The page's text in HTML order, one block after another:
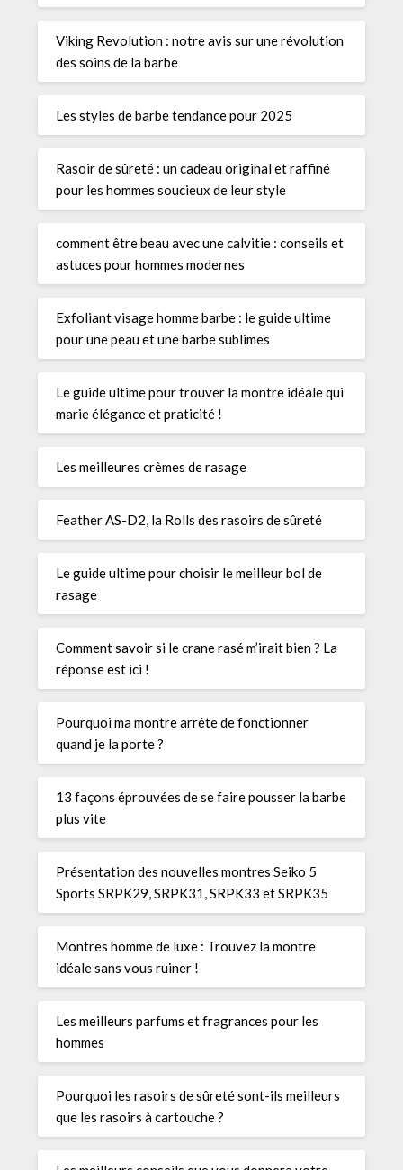
Viking Revolution : notre avis sur une révolution
des soins de la barbe
Les styles de barbe tendance pour 2025
Rasoir de sûreté : un cadeau original et raffiné
pour les hommes soucieux de leur style
comment être beau avec une calvitie : conseils et
astuces pour hommes modernes
Exfoliant visage homme barbe : le guide ultime
pour une peau et une barbe sublimes
Le guide ultime pour trouver la montre idéale qui
marie élégance et praticité !
Les meilleures crèmes de rasage
Feather AS-D2, la Rolls des rasoirs de sûreté
Le guide ultime pour choisir le meilleur bol de
rasage
Comment savoir si le crane rasé m’irait bien ? La
réponse est ici !
Pourquoi ma montre arrête de fonctionner
quand je la porte ?
13 façons éprouvées de se faire pousser la barbe
plus vite
Présentation des nouvelles montres Seiko 5
Sports SRPK29, SRPK31, SRPK33 et SRPK35
Montres homme de luxe : Trouvez la montre
idéale sans vous ruiner !
Les meilleurs parfums et fragrances pour les
hommes
Pourquoi les rasoirs de sûreté sont-ils meilleurs
que les rasoirs à cartouche ?